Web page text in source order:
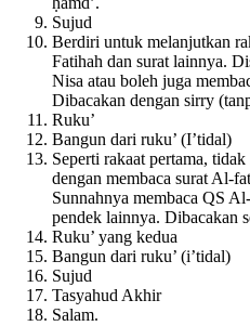
Sujud
Berdiri untuk melanjutkan
Fatihah dan surat lainnya.
Nisa atau boleh juga
Dibacakan dengan sirry
Ruku’
Bangun dari ruku’ (I’tidal)
Seperti rakaat pertama,
dengan membaca surat Al-
Sunnahnya membaca QS
pendek lainnya. Dibacakan
Ruku’ yang kedua
Bangun dari ruku’ (i’tidal)
Sujud
Tasyahud Akhir
Salam.